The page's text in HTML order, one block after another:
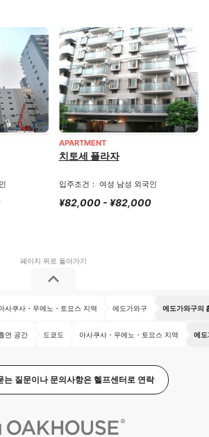
APARTMENT
치토세 플라자
입주조건： 여성 남성 외국인
¥82,000 - ¥82,000
사쿠사・우에노・토요스 지역 에도가와구 에도가와구의
연 공간 도쿄도 아사쿠사・우에노・토요스 지역 에도
는 질문이나 문의사항은 헬프센터로 연락